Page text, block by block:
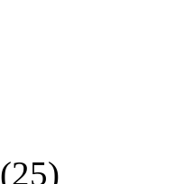
(25)